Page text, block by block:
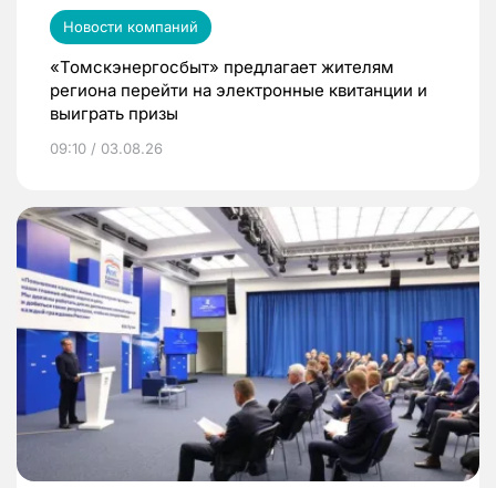
Новости компаний
«Томскэнергосбыт» предлагает жителям
региона перейти на электронные квитанции и
выиграть призы
09:10 / 03.08.26